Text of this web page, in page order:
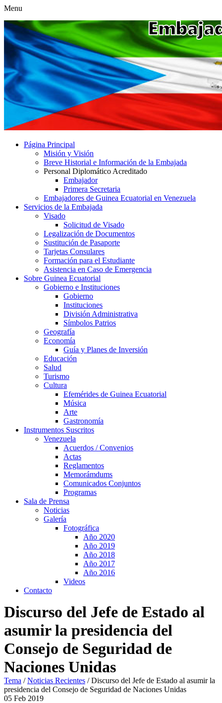
Menu
Página Principal
Misión y Visión
Breve Historial e Información de la Embajada
Personal Diplomático Acreditado
Embajador
Primera Secretaria
Embajadores de Guinea Ecuatorial en Venezuela
Servicios de la Embajada
Visado
Solicitud de Visado
Legalización de Documentos
Sustitución de Pasaporte
Tarjetas Consulares
Formación para el Estudiante
Asistencia en Caso de Emergencia
Sobre Guinea Ecuatorial
Gobierno e Instituciones
Gobierno
Instituciones
División Administrativa
Símbolos Patrios
Geografía
Economía
Guía y Planes de Inversión
Educación
Salud
Turismo
Cultura
Efemérides de Guinea Ecuatorial
Música
Arte
Gastronomía
Instrumentos Suscritos
Venezuela
Acuerdos / Convenios
Actas
Reglamentos
Memorámdums
Comunicados Conjuntos
Programas
Sala de Prensa
Noticias
Galería
Fotográfica
Año 2020
Año 2019
Año 2018
Año 2017
Año 2016
Videos
Contacto
Discurso del Jefe de Estado al
asumir la presidencia del
Consejo de Seguridad de
Naciones Unidas
Tema /Noticias Recientes /Discurso del Jefe de Estado al asumir la
presidencia del Consejo de Seguridad de Naciones Unidas
05 Feb 2019